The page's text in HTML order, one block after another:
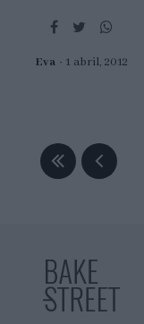
Eva 1 abril, 2012